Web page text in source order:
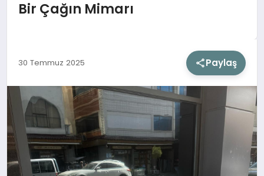
SIYASET
SAĞLIK
DÜNYA
EĞITIM
Bir Çağın Mimarı
30 Temmuz 2025 Paylaş